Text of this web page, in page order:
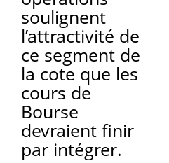
soulignent
l’attractivité de
ce segment de
la cote que les
cours de
Bourse
devraient finir
par intégrer.